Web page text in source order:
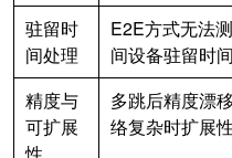
驻留时
间处理
E2E方式无法
间设备驻留时间
精度与
可扩展
性
多跳后精度漂
络复杂时扩展